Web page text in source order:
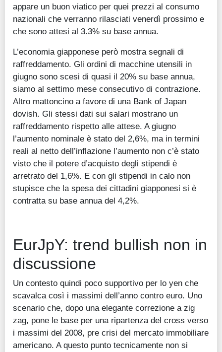
appare un buon viatico per quei prezzi al consumo
nazionali che verranno rilasciati venerdì prossimo e
che sono attesi al 3.3% su base annua.
L’economia giapponese però mostra segnali di
raffreddamento. Gli ordini di macchine utensili in
giugno sono scesi di quasi il 20% su base annua,
siamo al settimo mese consecutivo di contrazione.
Altro mattoncino a favore di una Bank of Japan
dovish. Gli stessi dati sui salari mostrano un
raffreddamento rispetto alle attese. A giugno
l’aumento nominale è stato del 2,6%, ma in termini
reali al netto dell’inflazione l’aumento non c’è stato
visto che il potere d’acquisto degli stipendi è
arretrato del 1,6%. E con gli stipendi in calo non
stupisce che la spesa dei cittadini giapponesi si è
contratta su base annua del 4,2%.
EurJpY: trend bullish non in
discussione
Un contesto quindi poco supportivo per lo yen che
scavalca così i massimi dell’anno contro euro. Uno
scenario che, dopo una elegante correzione a zig
zag, pone le base per una ripartenza del cross verso
i massimi del 2008, pre crisi del mercato immobiliare
americano. A questo punto tecnicamente non si